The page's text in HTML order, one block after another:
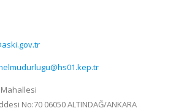
Mahallesi
No:70 06050 ALTINDAĞ/ANKARA